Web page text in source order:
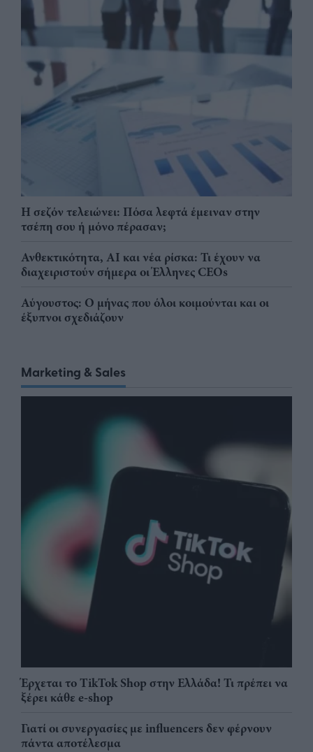
Η σεζόν τελειώνει: Πόσα λεφτά έμειναν στην
τσέπη σου ή μόνο πέρασαν;
Ανθεκτικότητα, AI και νέα ρίσκα: Τι έχουν να
διαχειριστούν σήμερα οι Έλληνες CEOs
Αύγουστος: Ο μήνας που όλοι κοιμούνται και οι
έξυπνοι σχεδιάζουν
Marketing & Sales
Έρχεται το TikTok Shop στην Ελλάδα! Τι πρέπει να
ξέρει κάθε e-shop
Γιατί οι συνεργασίες με influencers δεν φέρνουν
πάντα αποτέλεσμα